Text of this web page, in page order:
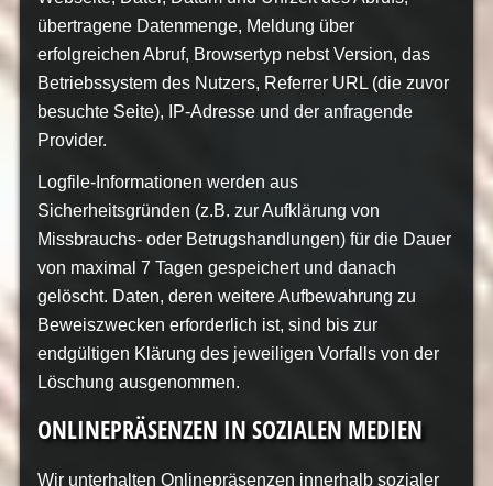
übertragene Datenmenge, Meldung über
erfolgreichen Abruf, Browsertyp nebst Version, das
Betriebssystem des Nutzers, Referrer URL (die zuvor
besuchte Seite), IP-Adresse und der anfragende
Provider.
Logfile-Informationen werden aus
Sicherheitsgründen (z.B. zur Aufklärung von
Missbrauchs- oder Betrugshandlungen) für die Dauer
von maximal 7 Tagen gespeichert und danach
gelöscht. Daten, deren weitere Aufbewahrung zu
Beweiszwecken erforderlich ist, sind bis zur
endgültigen Klärung des jeweiligen Vorfalls von der
Löschung ausgenommen.
ONLINEPRÄSENZEN IN SOZIALEN MEDIEN
Wir unterhalten Onlinepräsenzen innerhalb sozialer